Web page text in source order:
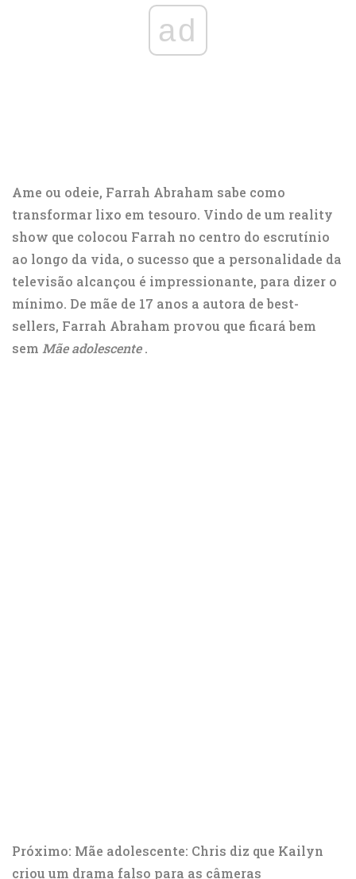
ad
Ame ou odeie, Farrah Abraham sabe como
transformar lixo em tesouro. Vindo de um reality
show que colocou Farrah no centro do escrutínio
ao longo da vida, o sucesso que a personalidade da
televisão alcançou é impressionante, para dizer o
mínimo. De mãe de 17 anos a autora de best-
sellers, Farrah Abraham provou que ficará bem
sem Mãe adolescente .
Próximo: Mãe adolescente: Chris diz que Kailyn
criou um drama falso para as câmeras